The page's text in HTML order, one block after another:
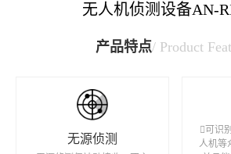
无人机侦测设备AN-
产品特点/ Product
无源侦测
可识
人机等